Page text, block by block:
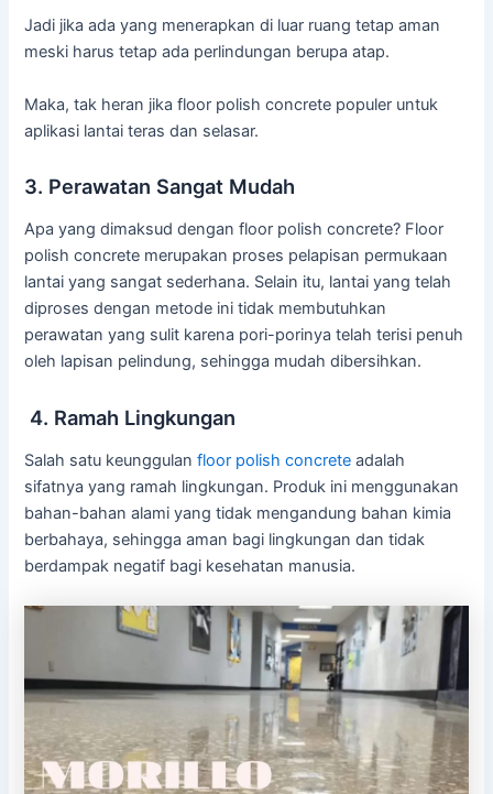
Jadi jika ada yang menerapkan di luar ruang tetap aman
meski harus tetap ada perlindungan berupa atap.
Maka, tak heran jika floor polish concrete populer untuk
aplikasi lantai teras dan selasar.
3. Perawatan Sangat Mudah
Apa yang dimaksud dengan floor polish concrete? Floor
polish concrete merupakan proses pelapisan permukaan
lantai yang sangat sederhana. Selain itu, lantai yang telah
diproses dengan metode ini tidak membutuhkan
perawatan yang sulit karena pori-porinya telah terisi penuh
oleh lapisan pelindung, sehingga mudah dibersihkan.
4. Ramah Lingkungan
Salah satu keunggulanfloor polish concrete adalah
sifatnya yang ramah lingkungan. Produk ini menggunakan
bahan-bahan alami yang tidak mengandung bahan kimia
berbahaya, sehingga aman bagi lingkungan dan tidak
berdampak negatif bagi kesehatan manusia.